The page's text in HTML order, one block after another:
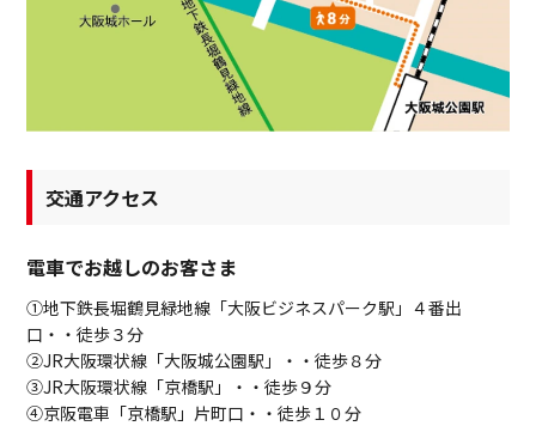
交通アクセス
電車でお越しのお客さま
①地下鉄長堀鶴見緑地線「大阪ビジネスパーク駅」４番出
口・・徒歩３分
②JR大阪環状線「大阪城公園駅」・・徒歩８分
③JR大阪環状線「京橋駅」・・徒歩９分
④京阪電車「京橋駅」片町口・・徒歩１０分